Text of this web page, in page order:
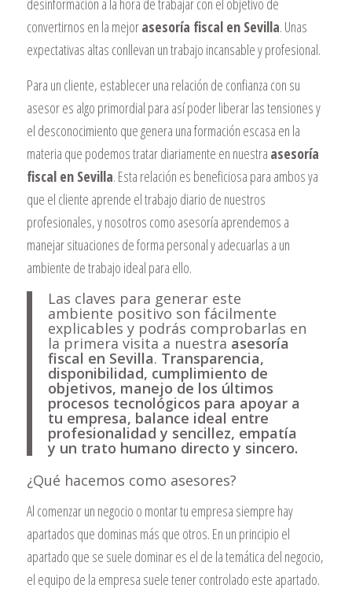
desinformación a la hora de trabajar con el objetivo de
convertirnos en la mejorasesoría fiscal en Sevilla. Unas
expectativas altas conllevan un trabajo incansable y profesional.
Para un cliente, establecer una relación de confianza con su
asesor es algo primordial para así poder liberar las tensiones y
el desconocimiento que genera una formación escasa en la
materia que podemos tratar diariamente en nuestra asesoría
fiscal en Sevilla. Esta relación es beneficiosa para ambos ya
que el cliente aprende el trabajo diario de nuestros
profesionales, y nosotros como asesoría aprendemos a
manejar situaciones de forma personal y adecuarlas a un
ambiente de trabajo ideal para ello.
Las claves para generar este
ambiente positivo son fácilmente
explicables y podrás comprobarlas en
la primera visita a nuestra asesoría
fiscal en Sevilla. Transparencia,
disponibilidad, cumplimiento de
objetivos, manejo de los últimos
procesos tecnológicos para apoyar a
tu empresa, balance ideal entre
profesionalidad y sencillez, empatía
y un trato humano directo y sincero.
¿Qué hacemos como asesores?
Al comenzar un negocio o montar tu empresa siempre hay
apartados que dominas más que otros. En un principio el
apartado que se suele dominar es el de la temática del negocio,
el equipo de la empresa suele tener controlado este apartado.